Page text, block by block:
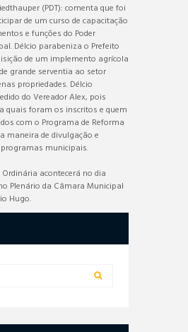
(PDT): comenta que foi
de um curso de capacitação
e funções do Poder
Délcio parabeniza o Prefeito
de um implemento agrícola
grande serventia ao setor
propriedades. Délcio
do Vereador Alex, pois
quais foram os inscritos e quem
com o Programa de Reforma
maneira de divulgação e
municipais.
acontecerá no dia
no Plenário da Câmara Municipal
Hugo.